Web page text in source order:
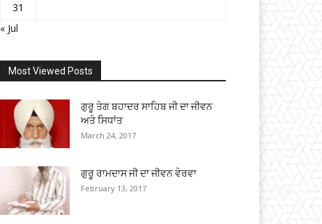
31
« Jul
Most Viewed Posts
ਗੁਰੂ ਤੇਗ ਬਹਾਦਰ ਸਾਹਿਬ ਜੀ ਦਾ ਜੀਵਨ
ਅਤੇ ਸਿਧਾਂਤ
March 24, 2017
ਗੁਰੂ ਰਾਮਦਾਸ ਜੀ ਦਾ ਜੀਵਨ ਵੇਰਵਾ
February 13, 2017